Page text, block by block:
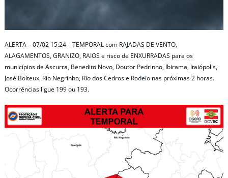
ALERTA – 07/02 15:24 – TEMPORAL com RAJADAS DE VENTO,
ALAGAMENTOS, GRANIZO, RAIOS e risco de ENXURRADAS para os
municípios de Ascurra, Benedito Novo, Doutor Pedrinho, Ibirama, Itaiópolis,
José Boiteux, Rio Negrinho, Rio dos Cedros e Rodeio nas próximas 2 horas.
Ocorrências ligue 199 ou 193.